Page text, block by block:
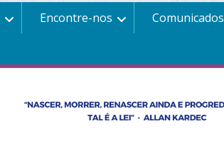
Encontre-nos
Comunicados